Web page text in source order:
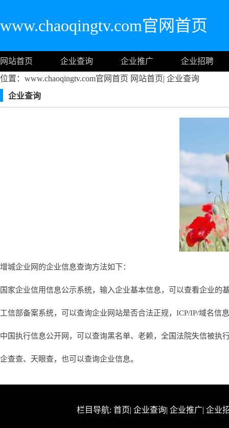
www.chaoqingtv.com官网首页
网站首页 企业查询 企业推广
企业招聘
位置：www.chaoqingtv.com官网首页 网站首页| 企业查询
企业查询
增城企业网的企业信息查询方法如下：
国家企业信用信息公示系统，输入企业基本信息，可以查看企业的
工信部备案系统，可以查询企业网站是否合法正规，ICP/IP/域名信
中国执行信息公开网，可以查询黑名单、老赖，全国法院失信被执
企查查、天眼查，也可以查询企业信息。
栏目导航: 首页| 企业查询| 企业推广| 企业